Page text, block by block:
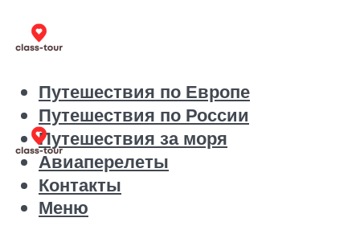
Путешествия по Европе
Путешествия по России
Путешествия за моря
Авиаперелеты
Контакты
Меню